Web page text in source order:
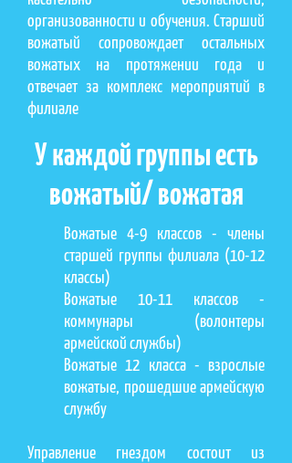
организованности и обучения. Старший
вожатый сопровождает остальных
вожатых на протяжении года и
отвечает за комплекс мероприятий в
филиале
У каждой группы есть
вожатый/ вожатая
Вожатые 4-9 классов - члены
старшей группы филиала (10-12
классы)
Вожатые 10-11 классов -
коммунары (волонтеры
армейской службы)
Вожатые 12 класса - взрослые
вожатые, прошедшие армейскую
службу
Управление гнездом состоит из